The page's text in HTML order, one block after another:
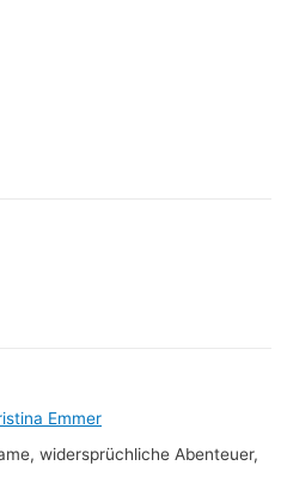
Emmer
widersprüchliche Abenteuer,